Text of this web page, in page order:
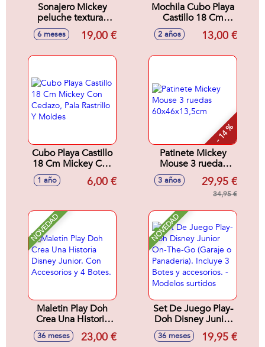
Sonajero Mickey
peluche texturas
con mordedor
18x28x11 cm
6 meses 19,00 €
Mochila Cubo Playa
Castillo 18 Cm
Mickey Con
Cedazo, Pala,
2 años 13,00 €
Cubo Playa Castillo
18 Cm Mickey Con
Cedazo, Pala
Rastrillo Y Moldes
1 año 6,00 €
- 14 %
Patinete Mickey
Mouse 3 ruedas
60x46x13,5cm
3 años 29,95 €
34,95 €
NOVEDAD
Maletin Play Doh
Crea Una Historia
Disney Junior. Con
Accesorios y 4
36 meses 23,00 €
NOVEDAD
Set De Juego Play-
Doh Disney Junior
On-The-Go (Garaje
o Panaderia).
36 meses 19,95 €